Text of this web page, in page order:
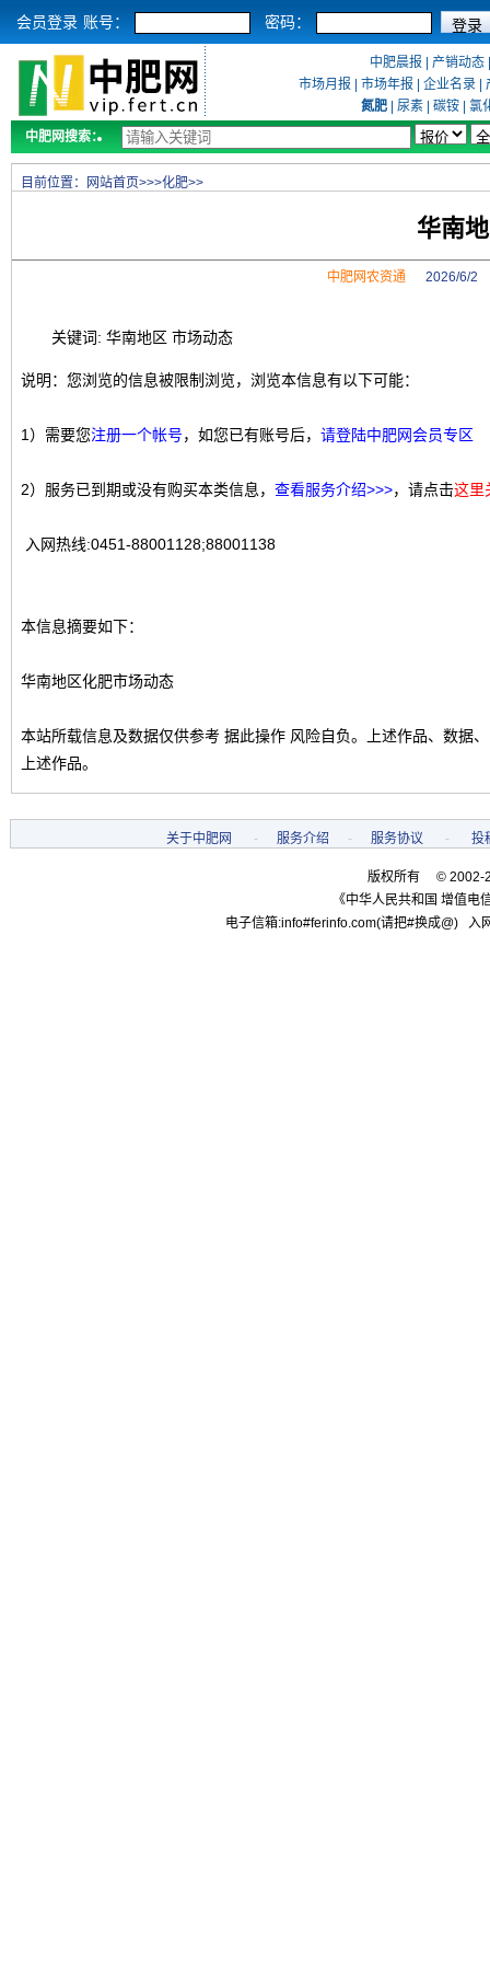
会员登录 账号： 密码：
中肥晨报 产销动态
市场月报
市场年报 企业名录
氮肥
尿素 碳铵
氯
中肥网搜索：
目前位置： 网站首页>>>化肥>>
华南
中肥网农资通2026/6/2
关键词: 华南地区 市场动态
说明：您浏览的信息被限制浏览，浏览本信息有以下可能：
1）需要您注册一个帐号，如您已有账号后， 请登陆中肥网会员专区
2）服务已到期或没有购买本类信息， 查看服务介绍>>>，请点击这里
入网热线:0451-88001128;88001138
本信息摘要如下：
华南地区化肥市场动态
本站所载信息及数据仅供参考 据此操作 风险自负。上述作品、数据
上述作品。
关于中肥网 - 服务介绍 - 服务协议 - 投
版权所有 © 2002-
《中华人民共和国 增值电
电子信箱:info#ferinfo.com(请把#换成@)